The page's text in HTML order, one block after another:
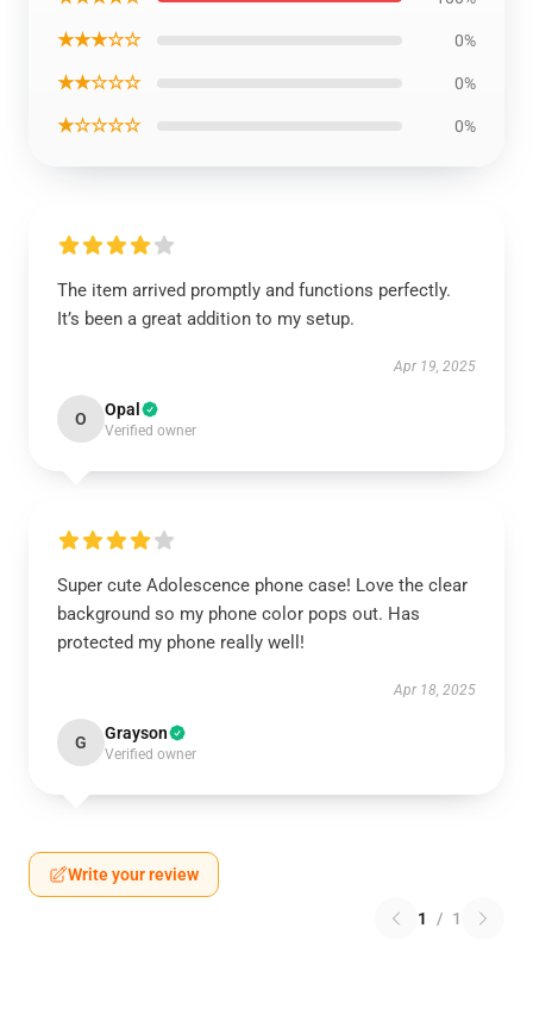
★★★☆☆ 0%
★★☆☆☆ 0%
★☆☆☆☆ 0%
The item arrived promptly and functions perfectly.
It’s been a great addition to my setup.
Apr 19, 2025
O Opal
Verified owner
Super cute Adolescence phone case! Love the clear
background so my phone color pops out. Has
protected my phone really well!
Apr 18, 2025
G Grayson
Verified owner
Write your review
1 / 1